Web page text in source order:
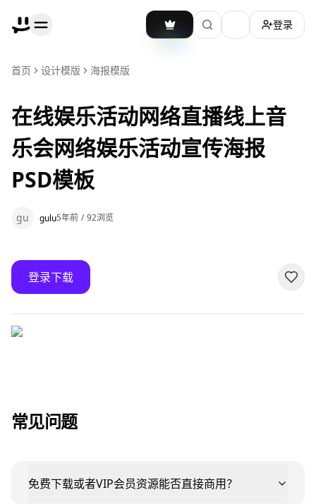
加载主题切换
登录
首页 设计模版 海报模版
在线娱乐活动网络直播线上音
乐会网络娱乐活动宣传海报
PSD模板
gu gulu5年前 / 92浏览
登录下载
常见问题
免费下载或者VIP会员资源能否直接商用？